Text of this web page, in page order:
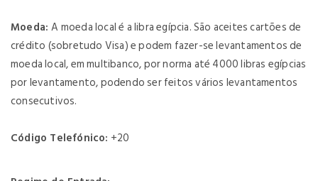
Moeda:A moeda local é a libra egípcia. São aceites cartões de
crédito (sobretudo Visa) e podem fazer-se levantamentos de
moeda local, em multibanco, por norma até 4000 libras egípcias
por levantamento, podendo ser feitos vários levantamentos
consecutivos.
Código Telefónico: +20